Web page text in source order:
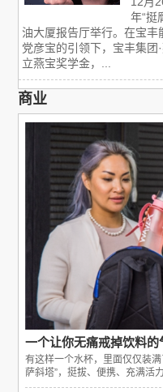
年“挺
油大厦报告厅举行。在宝
党彦宝的引领下，宝丰集团
立燕宝奖学金，...
商业
一个让你无痛戒掉饮料的
有这样一个水杯，里面仅仅装
萨斜塔”，挺拔、便携、充满活力